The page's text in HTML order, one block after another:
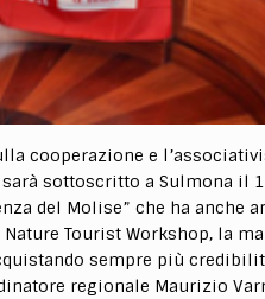
cooperazione e
sottoscritto a Sulmona il
del Molise” che ha anche
Tourist Workshop, la
sempre più
regionale Maurizio